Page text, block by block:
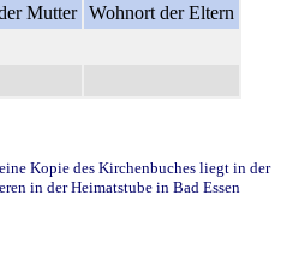
Mutter Wohnort der Eltern
Kopie des Kirchenbuches liegt in der
in der Heimatstube in Bad Essen